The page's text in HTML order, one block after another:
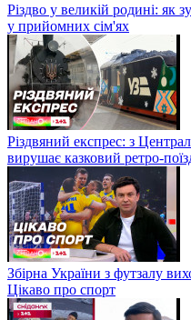
Різдво у великій родині: як
у прийомних сім'ях
Різдвяний експрес: з
вирушає казковий ретро-
Збірна України з футзалу
Цікаво про спорт